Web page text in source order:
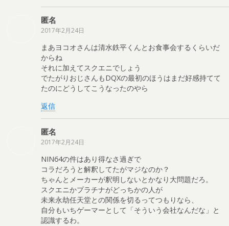
匿名
2017年2月24日
まあヨコオさんは清水鉄平くんとお食事会するくらいだ
からね
それに加えてスクエニでしょう
でたがりおじさんもDQXの最初のほうはまだ好感持てて
たのにどうしてこうなったのやら
返信
匿名
2017年2月24日
NIN64の件はあり得なさ過ぎで
コラだろうと解釈してたがマジなのか？
ちゃんとメーカーが釈明しないとかなり大問題だろ。
スクエニかプラチナがどっちかの人が
未来永劫任天堂との関係を切るってつもりなら、
自分もいちゲーマーとして「そういう会社なんだな」と
認識するわ。